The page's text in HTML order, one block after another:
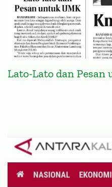
Lato-Lato dan